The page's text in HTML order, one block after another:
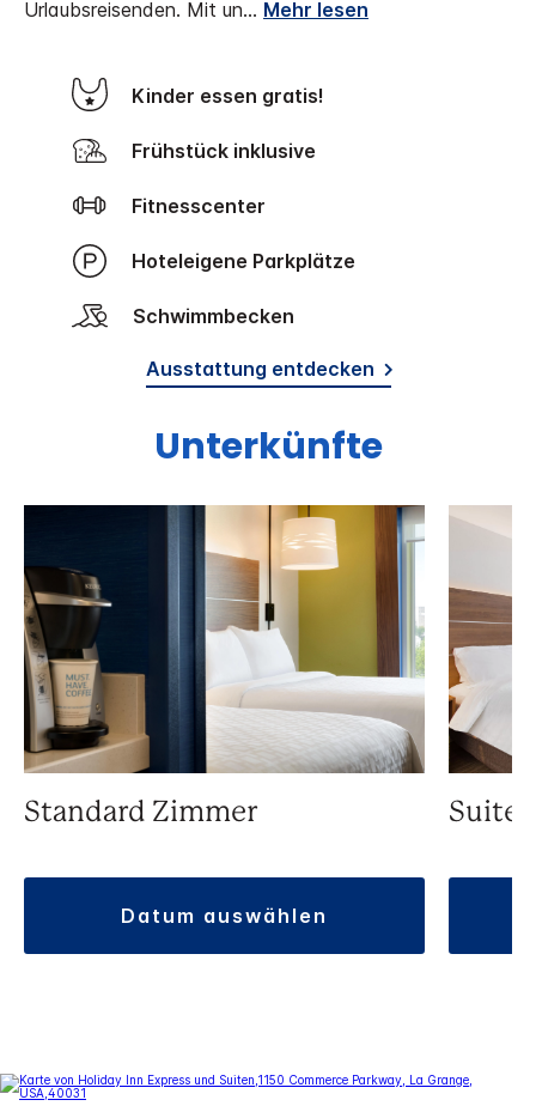
Urlaubsreisenden. Mit un... Mehr lesen
Kinder essen gratis!
Frühstück inklusive
Fitnesscenter
Hoteleigene Parkplätze
Schwimmbecken
Ausstattung entdecken
Unterkünfte
Standard Zimmer
datum auswählen
Suite